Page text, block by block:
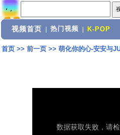
视频首页 热门视频 K-POP
首页>> 前一页>> 萌化你的心-安安与